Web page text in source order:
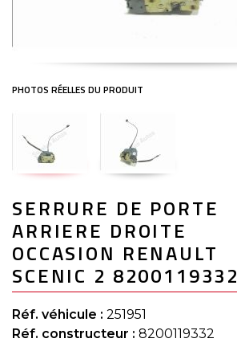
to
the
beginning
of
the
images
gallery
SERRURE DE PORTE
ARRIERE DROITE
OCCASION RENAULT
SCENIC 2 8200119332
Réf. véhicule : 251951
Réf. constructeur : 8200119332